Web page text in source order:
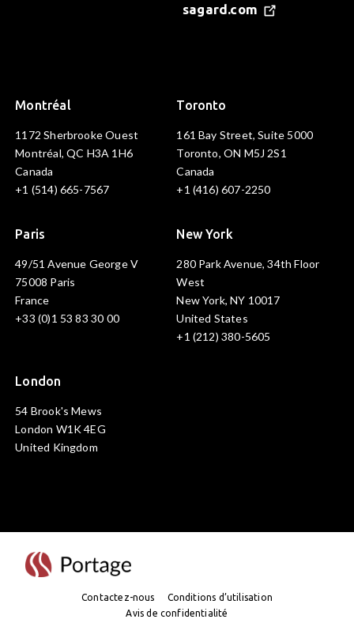
sagard.com
Montréal
1172 Sherbrooke Ouest
Montréal, QC H3A 1H6
Canada
+1 (514) 665-7567
Toronto
161 Bay Street, Suite 5000
Toronto, ON M5J 2S1
Canada
+1 (416) 607-2250
Paris
49/51 Avenue George V
75008 Paris
France
+33 (0)1 53 83 30 00
New York
280 Park Avenue, 34th Floor
West
New York, NY 10017
United States
+1 (212) 380-5605
London
54 Brook's Mews
London W1K 4EG
United Kingdom
Contactez-nous
Conditions d’utilisation
Avis de confidentialité